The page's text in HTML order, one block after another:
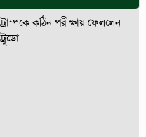
ট্রাম্পকে কঠিন পরীক্ষায় ফেললেন
ট্রুডো